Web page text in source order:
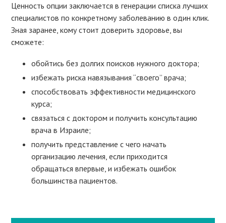
Ценность опции заключается в генерации списка лучших
специалистов по конкретному заболеванию в один клик.
Зная заранее, кому стоит доверить здоровье, вы
сможете:
обойтись без долгих поисков нужного доктора;
избежать риска навязывания “своего” врача;
способствовать эффективности медицинского
курса;
связаться с доктором и получить консультацию
врача в Израиле;
получить представление с чего начать
организацию лечения, если приходится
обращаться впервые, и избежать ошибок
большинства пациентов.